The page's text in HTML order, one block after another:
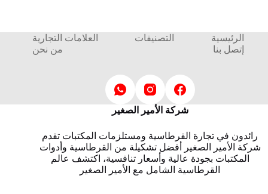
الرئيسية التصنيفات
العلامات التجارية
إتصل بنا
من نحن
شركة الأمير الصغير
رائدون في تجارة القرطاسية ومستلزمات المكتبات تقدم
شركة الأمير الصغير أفضل تشكيلة من القرطاسية وأدوات
المكتبات بجودة عالية وأسعار تنافسية، اكتشف عالم
القرطاسية الشامل مع الأمير الصغير